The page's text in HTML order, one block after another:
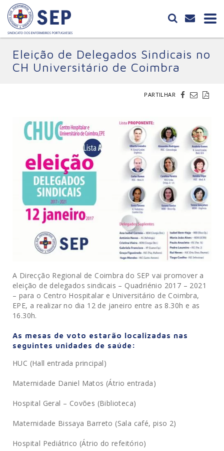
Eleição de Delegados Sindicais no
CH Universitário de Coimbra
PARTILHAR
A Direcção Regional de Coimbra do SEP vai promover a
eleição de delegados sindicais – Quadriénio 2017 – 2021
– para o Centro Hospitalar e Universitário de Coimbra,
EPE, a realizar no dia 12 de janeiro entre as 8.30h e as
16.30h.
As mesas de voto estarão localizadas nas
seguintes unidades de saúde:
HUC (Hall entrada principal)
Maternidade Daniel Matos (Átrio entrada)
Hospital Geral – Covões (Biblioteca)
Maternidade Bissaya Barreto (Sala café, piso 2)
Hospital Pediátrico (Átrio do refeitório)